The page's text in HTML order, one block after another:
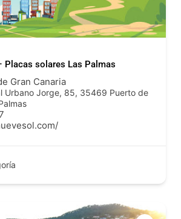
Placas solares Las Palmas
Gran Canaria
Urbano Jorge, 85, 35469 Puerto de